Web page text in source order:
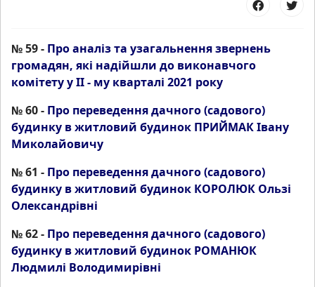
№ 59 - Про аналіз та узагальнення звернень
громадян, які надійшли до виконавчого
комітету у ІI - му кварталі 2021 року
№ 60 - Про переведення дачного (садового)
будинку в житловий будинок ПРИЙМАК Івану
Миколайовичу
№ 61 - Про переведення дачного (садового)
будинку в житловий будинок КОРОЛЮК Ользі
Олександрівні
№ 62 - Про переведення дачного (садового)
будинку в житловий будинок РОМАНЮК
Людмилі Володимирівні